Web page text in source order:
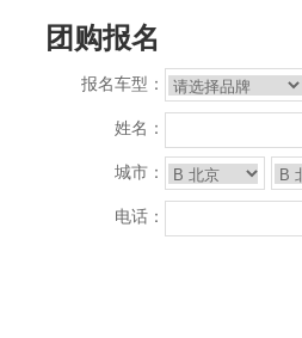
团购报名
报名车型：
姓名：
城市：
电话：